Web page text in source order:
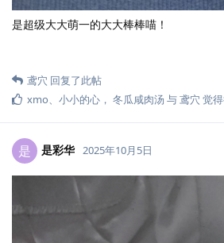
是超级大大萌一的大大棒棒喵！
鸢穴 回复了此帖
xmo、 小小的心 ， 冬瓜咸肉汤 与鸢穴 觉
是 是彩华 2025年10月5日